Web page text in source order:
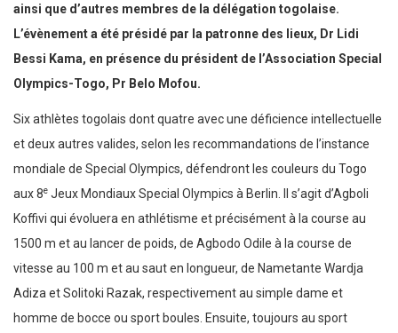
ainsi que d’autres membres de la délégation togolaise.
L’évènement a été présidé par la patronne des lieux, Dr Lidi
Bessi Kama, en présence du président de l’Association Special
Olympics-Togo, Pr Belo Mofou.
Six athlètes togolais dont quatre avec une déficience intellectuelle
et deux autres valides, selon les recommandations de l’instance
mondiale de Special Olympics, défendront les couleurs du Togo
aux 8e Jeux Mondiaux Special Olympics à Berlin. Il s’agit d’Agboli
Koffivi qui évoluera en athlétisme et précisément à la course au
1500 m et au lancer de poids, de Agbodo Odile à la course de
vitesse au 100 m et au saut en longueur, de Nametante Wardja
Adiza et Solitoki Razak, respectivement au simple dame et
homme de bocce ou sport boules. Ensuite, toujours au sport